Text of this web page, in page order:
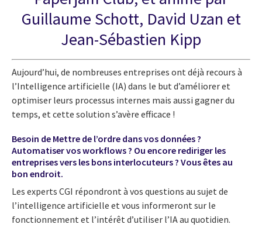
Guillaume Schott, David Uzan et
Jean-Sébastien Kipp
Aujourd’hui, de nombreuses entreprises ont déjà recours à
l’Intelligence artificielle (IA) dans le but d’améliorer et
optimiser leurs processus internes mais aussi gagner du
temps, et cette solution s’avère efficace !
Besoin de Mettre de l’ordre dans vos données ?
Automatiser vos workflows ? Ou encore rediriger les
entreprises vers les bons interlocuteurs ? Vous êtes au
bon endroit.
Les experts CGI répondront à vos questions au sujet de
l’intelligence artificielle et vous informeront sur le
fonctionnement et l’intérêt d’utiliser l’IA au quotidien.